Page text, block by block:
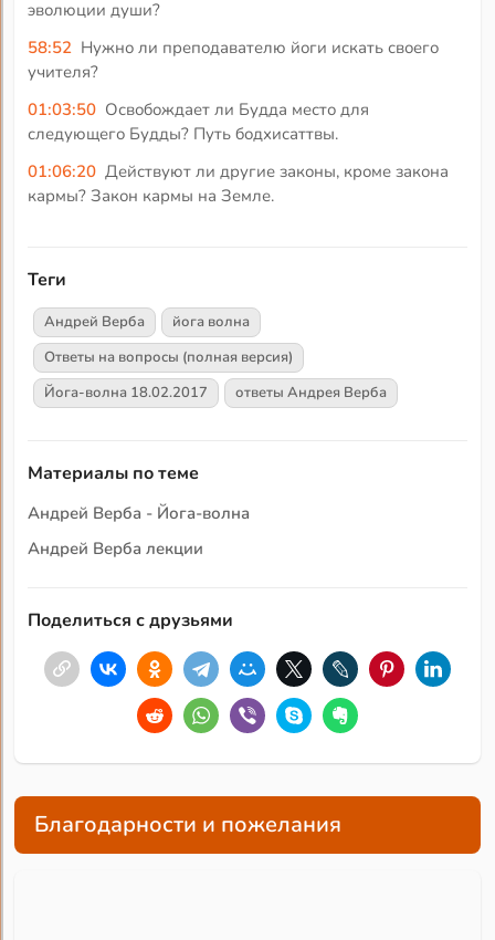
эволюции души?
58:52 Нужно ли преподавателю йоги искать своего
учителя?
01:03:50 Освобождает ли Будда место для
следующего Будды? Путь бодхисаттвы.
01:06:20 Действуют ли другие законы, кроме закона
кармы? Закон кармы на Земле.
Теги
Андрей Верба
йога волна
Ответы на вопросы (полная версия)
Йога-волна 18.02.2017
ответы Андрея Верба
Материалы по теме
Андрей Верба - Йога-волна
Андрей Верба лекции
Поделиться с друзьями
Благодарности и пожелания